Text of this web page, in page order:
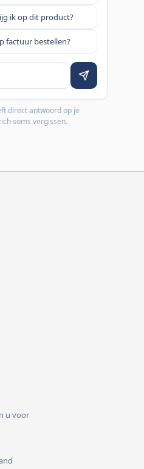
ik op dit product?
factuur bestellen?
direct antwoord op je
soms vergissen.
u voor